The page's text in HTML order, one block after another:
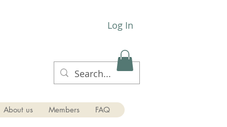
Log In
About us Members FAQ